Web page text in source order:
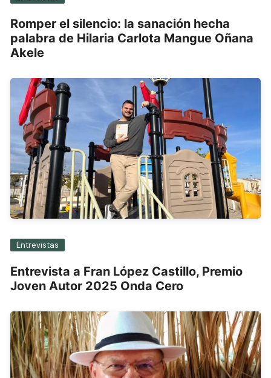
Romper el silencio: la sanación hecha
palabra de Hilaria Carlota Mangue Oñana
Akele
Entrevistas
Entrevista a Fran López Castillo, Premio
Joven Autor 2025 Onda Cero